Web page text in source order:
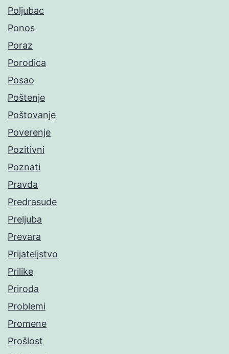
Poljubac
Ponos
Poraz
Porodica
Posao
Poštenje
Poštovanje
Poverenje
Pozitivni
Poznati
Pravda
Predrasude
Preljuba
Prevara
Prijateljstvo
Prilike
Priroda
Problemi
Promene
Prošlost